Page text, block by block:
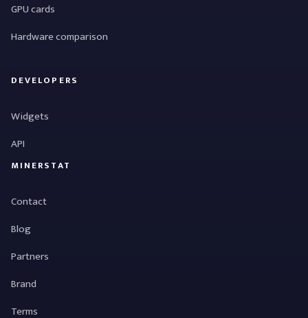
GPU cards
Hardware comparison
DEVELOPERS
Widgets
API
MINERSTAT
Contact
Blog
Partners
Brand
Terms